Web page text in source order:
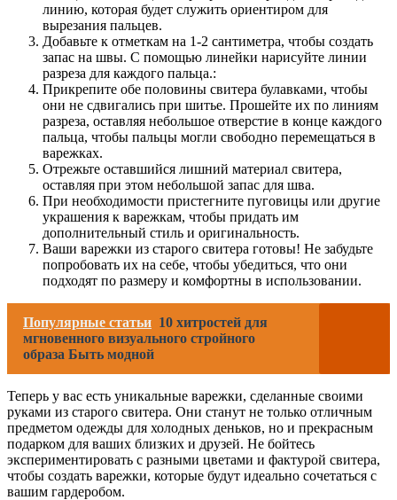
линию, которая будет служить ориентиром для
вырезания пальцев.
Добавьте к отметкам на 1-2 сантиметра, чтобы создать
запас на швы. С помощью линейки нарисуйте линии
разреза для каждого пальца.:
Прикрепите обе половины свитера булавками, чтобы
они не сдвигались при шитье. Прошейте их по линиям
разреза, оставляя небольшое отверстие в конце каждого
пальца, чтобы пальцы могли свободно перемещаться в
варежках.
Отрежьте оставшийся лишний материал свитера,
оставляя при этом небольшой запас для шва.
При необходимости пристегните пуговицы или другие
украшения к варежкам, чтобы придать им
дополнительный стиль и оригинальность.
Ваши варежки из старого свитера готовы! Не забудьте
попробовать их на себе, чтобы убедиться, что они
подходят по размеру и комфортны в использовании.
Популярные статьи 10 хитростей для
мгновенного визуального стройного
образа Быть модной
Теперь у вас есть уникальные варежки, сделанные своими
руками из старого свитера. Они станут не только отличным
предметом одежды для холодных деньков, но и прекрасным
подарком для ваших близких и друзей. Не бойтесь
экспериментировать с разными цветами и фактурой свитера,
чтобы создать варежки, которые будут идеально сочетаться с
вашим гардеробом.